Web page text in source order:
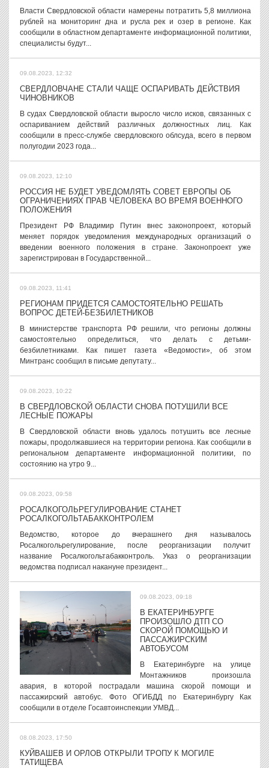
Власти Свердловской области намерены потратить 5,8 миллиона
рублей на мониторинг дна и русла рек и озер в регионе. Как
сообщили в областном департаменте информационной политики,
специалисты будут...
09.08.2023, 12:32
СВЕРДЛОВЧАНЕ СТАЛИ ЧАЩЕ ОСПАРИВАТЬ ДЕЙСТВИЯ
ЧИНОВНИКОВ
В судах Свердловской области выросло число исков, связанных с
оспариванием действий различных должностных лиц. Как
сообщили в пресс-службе свердловского облсуда, всего в первом
полугодии 2023 года...
09.08.2023, 12:10
РОССИЯ НЕ БУДЕТ УВЕДОМЛЯТЬ СОВЕТ ЕВРОПЫ ОБ
ОГРАНИЧЕНИЯХ ПРАВ ЧЕЛОВЕКА ВО ВРЕМЯ ВОЕННОГО
ПОЛОЖЕНИЯ
Президент РФ Владимир Путин внес законопроект, который
меняет порядок уведомления международных организаций о
введении военного положения в стране. Законопроект уже
зарегистрирован в Государственной...
09.08.2023, 11:41
РЕГИОНАМ ПРИДЕТСЯ САМОСТОЯТЕЛЬНО РЕШАТЬ
ВОПРОС ДЕТЕЙ-БЕЗБИЛЕТНИКОВ
В министерстве транспорта РФ решили, что регионы должны
самостоятельно определиться, что делать с детьми-
безбилетниками. Как пишет газета «Ведомости», об этом
Минтранс сообщил в письме депутату...
09.08.2023, 10:22
В СВЕРДЛОВСКОЙ ОБЛАСТИ СНОВА ПОТУШИЛИ ВСЕ
ЛЕСНЫЕ ПОЖАРЫ
В Свердловской области вновь удалось потушить все лесные
пожары, продолжавшиеся на территории региона. Как сообщили в
региональном департаменте информационной политики, по
состоянию на утро 9...
09.08.2023, 09:58
РОСАЛКОГОЛЬРЕГУЛИРОВАНИЕ СТАНЕТ
РОСАЛКОГОЛЬТАБАККОНТРОЛЕМ
Ведомство, которое до вчерашнего дня называлось
Росалкогольрегулирование, после реорганизации получит
название Росалкогольтабакконтроль. Указ о реорганизации
ведомства подписал накануне президент...
09.08.2023, 09:18
В ЕКАТЕРИНБУРГЕ
ПРОИЗОШЛО ДТП СО
СКОРОЙ ПОМОЩЬЮ И
ПАССАЖИРСКИМ
АВТОБУСОМ
В Екатеринбурге на улице
Монтажников произошла
авария, в которой пострадали машина скорой помощи и
пассажирский автобус. Фото ОГИБДД по Екатеринбургу Как
сообщили в отделе Госавтоинспекции УМВД...
08.08.2023, 17:50
КУЙВАШЕВ И ОРЛОВ ОТКРЫЛИ ТРОПУ К МОГИЛЕ
ТАТИЩЕВА